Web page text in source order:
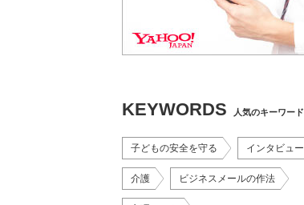
KEYWORDS 人気のキーワード
子どもの安全を守る インタビュー
介護 ビジネスメールの作法